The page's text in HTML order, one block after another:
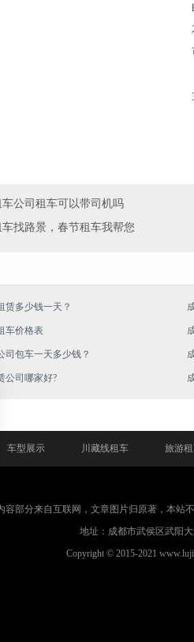
车公司租车可以带司机吗
找路景，春节租车我帮您
赁多少钱一天？
车价格表
司包车一天多少钱？
公司哪家好?
车型展示 川藏线租车 旅游
容部分来自互联网，文章图片归原著，本
地址：成都市武侯区武阳
Copyright © 2015-2021